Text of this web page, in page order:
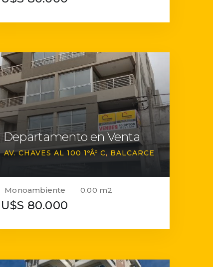
Departamento en Venta
AV. CHAVES AL 100 1ºÂº C BALCARCE
Monoambiente 0.00 m2
U$S 80.000